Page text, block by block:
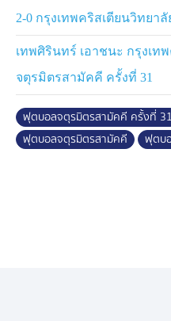
2-0 กรุงเทพคริสเตียนวิทยาลั
เทพศิรินทร์ เอาชนะ กรุงเท
จตุรมิตรสามัคคี ครั้งที่ 31
ฟุตบอลจตุรมิตรสามัคคี ครั้งที่ 31
ฟุตบอลจตุรมิตรสามัคคี
ฟุตบ